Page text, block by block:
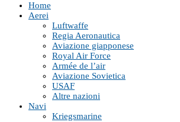
Home
Aerei
Luftwaffe
Regia Aeronautica
Aviazione giapponese
Royal Air Force
Armée de l’air
Aviazione Sovietica
USAF
Altre nazioni
Navi
Kriegsmarine